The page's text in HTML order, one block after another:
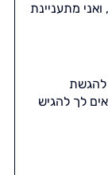
מתעניינת
להגשת
לך להגיש